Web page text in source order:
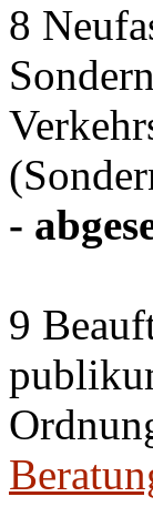
8
-
9